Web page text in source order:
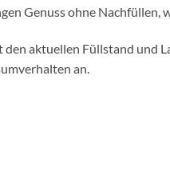
Genuss ohne
aktuellen Füllstand und
an.